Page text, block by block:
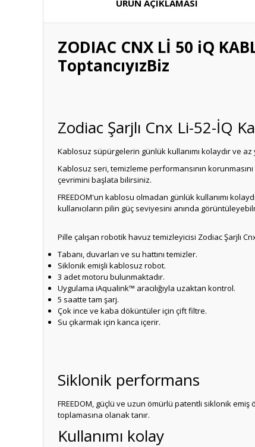
ÜRÜN AÇIKLAMASI
ZODIAC CNX Lİ 50 iQ
ToptancıyızBiz
Zodiac Şarjlı Cnx Li-52-İQ
Kablosuz süpürgelerin günlük kullanımı kolaydır ve
Kablosuz seri, temizleme performansının
çevrimini başlata bilirsiniz.
FREEDOM'un kablosu olmadan günlük kullanımı
kullanıcıların pilin güç seviyesini anında
Pille çalışan robotik havuz temizleyicisi Zodiac Şarjlı
Tabanı, duvarları ve su hattını temizler.
Siklonik emişli kablosuz robot.
3 adet motoru bulunmaktadır.
Uygulama iAqualink™ aracılığıyla uzaktan kontrol.
5 saatte tam şarj.
Çok ince ve kaba döküntüler için çift filtre.
Su çıkarmak için kanca içerir.
Siklonik performans
FREEDOM, güçlü ve uzun ömürlü patentli siklonik
toplamasına olanak tanır.
Kullanımı kolay